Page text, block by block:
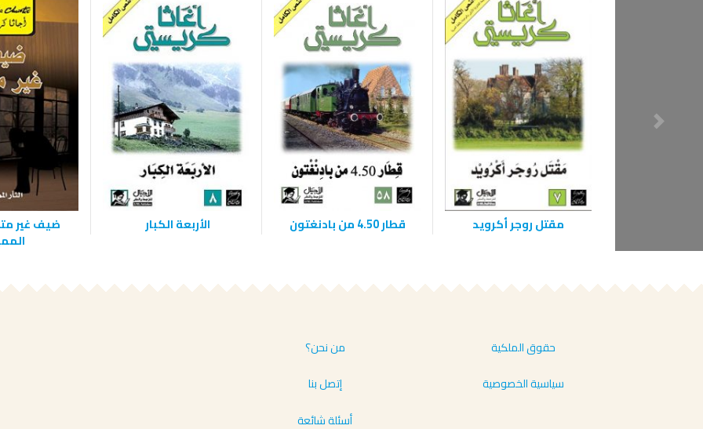
مقتل روجر أكرويد ‫قطار 4.50 من بادنغتون‬ ‫الأربعة الكبار ‬ ‫ضيف غير
حقوق الملكية
سياسية الخصوصية
من نحن؟
إتصل بنا
أسئلة شائعة